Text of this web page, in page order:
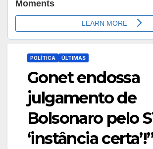
POLÍTICA ÚLTIMAS
Gonet endossa
julgamento de
Bolsonaro pelo
‘instância